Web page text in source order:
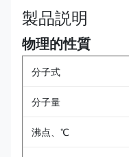
製品説明
物理的性質
分子式
分子量
沸点、℃